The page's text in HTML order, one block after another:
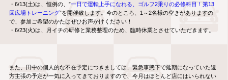
・6/13(土)は、恒例の、”一日で運転上手になれる、ゴルフ2乗りの必修科目！第13
回広場トレーニング”を開催致します。今のところ、1～2名様の空きがありますの
で、参加ご希望のかたはぜひお声かけください！
・6/23(火)は、月イチの研修と業務整理のため、臨時休業とさせていただきます。
また、田中の個人的な不在予定につきましては、緊急事態下で延期になっていた遠
方主張の予定が一気に入ってきておりますので、今月はほとんど店にはいられない